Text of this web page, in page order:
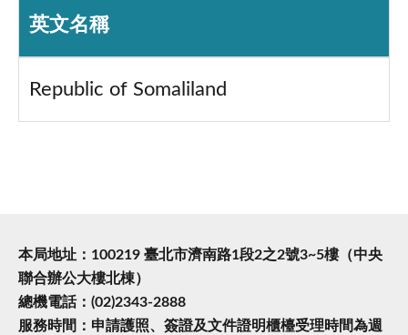
英文名稱
Republic of Somaliland
本局地址：100219 臺北市濟南路1段2之2號3~5樓（中央
聯合辦公大樓北棟）
總機電話：(02)2343-2888
服務時間：申請護照、簽證及文件證明櫃檯受理時間為週